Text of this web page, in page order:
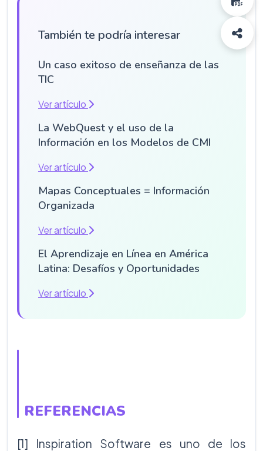
También te podría interesar
Un caso exitoso de enseñanza de las
TIC
Ver artículo
La WebQuest y el uso de la
Información en los Modelos de CMI
Ver artículo
Mapas Conceptuales = Información
Organizada
Ver artículo
El Aprendizaje en Línea en América
Latina: Desafíos y Oportunidades
Ver artículo
REFERENCIAS
[1] Inspiration Software es uno de los